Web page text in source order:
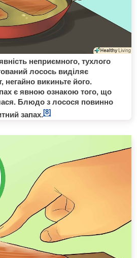
неприємного, тухлого
лосось виділяє
негайно викиньте його.
є явною ознакою того, що
Блюдо з лосося повинно
запах.[8]